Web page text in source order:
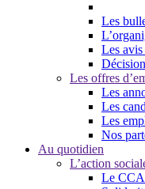
Les
Les avis
Les offres
Les
Les
Les
Nos
Au quotidien
L’action
Le